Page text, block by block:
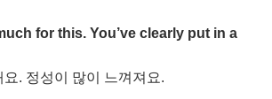
for this. You’ve clearly put in a
. 정성이 많이 느껴져요.